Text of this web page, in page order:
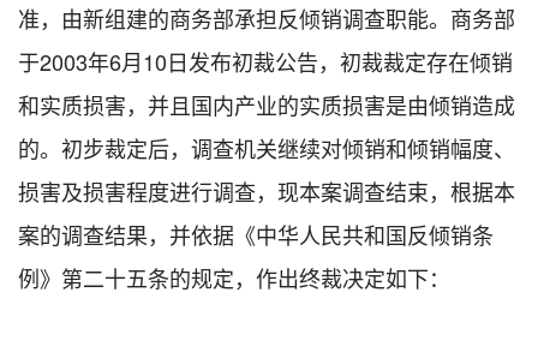
准，由新组建的商务部承担反倾销调查职能。商务部
于2003年6月10日发布初裁公告，初裁裁定存在倾销
和实质损害，并且国内产业的实质损害是由倾销造成
的。初步裁定后，调查机关继续对倾销和倾销幅度、
损害及损害程度进行调查，现本案调查结束，根据本
案的调查结果，并依据《中华人民共和国反倾销条
例》第二十五条的规定，作出终裁决定如下：